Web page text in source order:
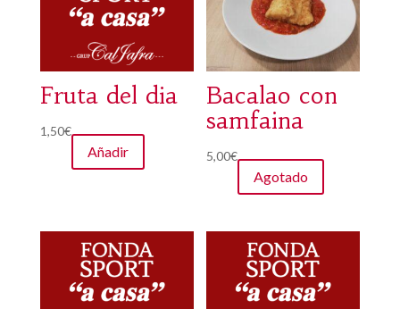
Fruta del dia
1,50€
Añadir
Bacalao con
samfaina
5,00€
Agotado